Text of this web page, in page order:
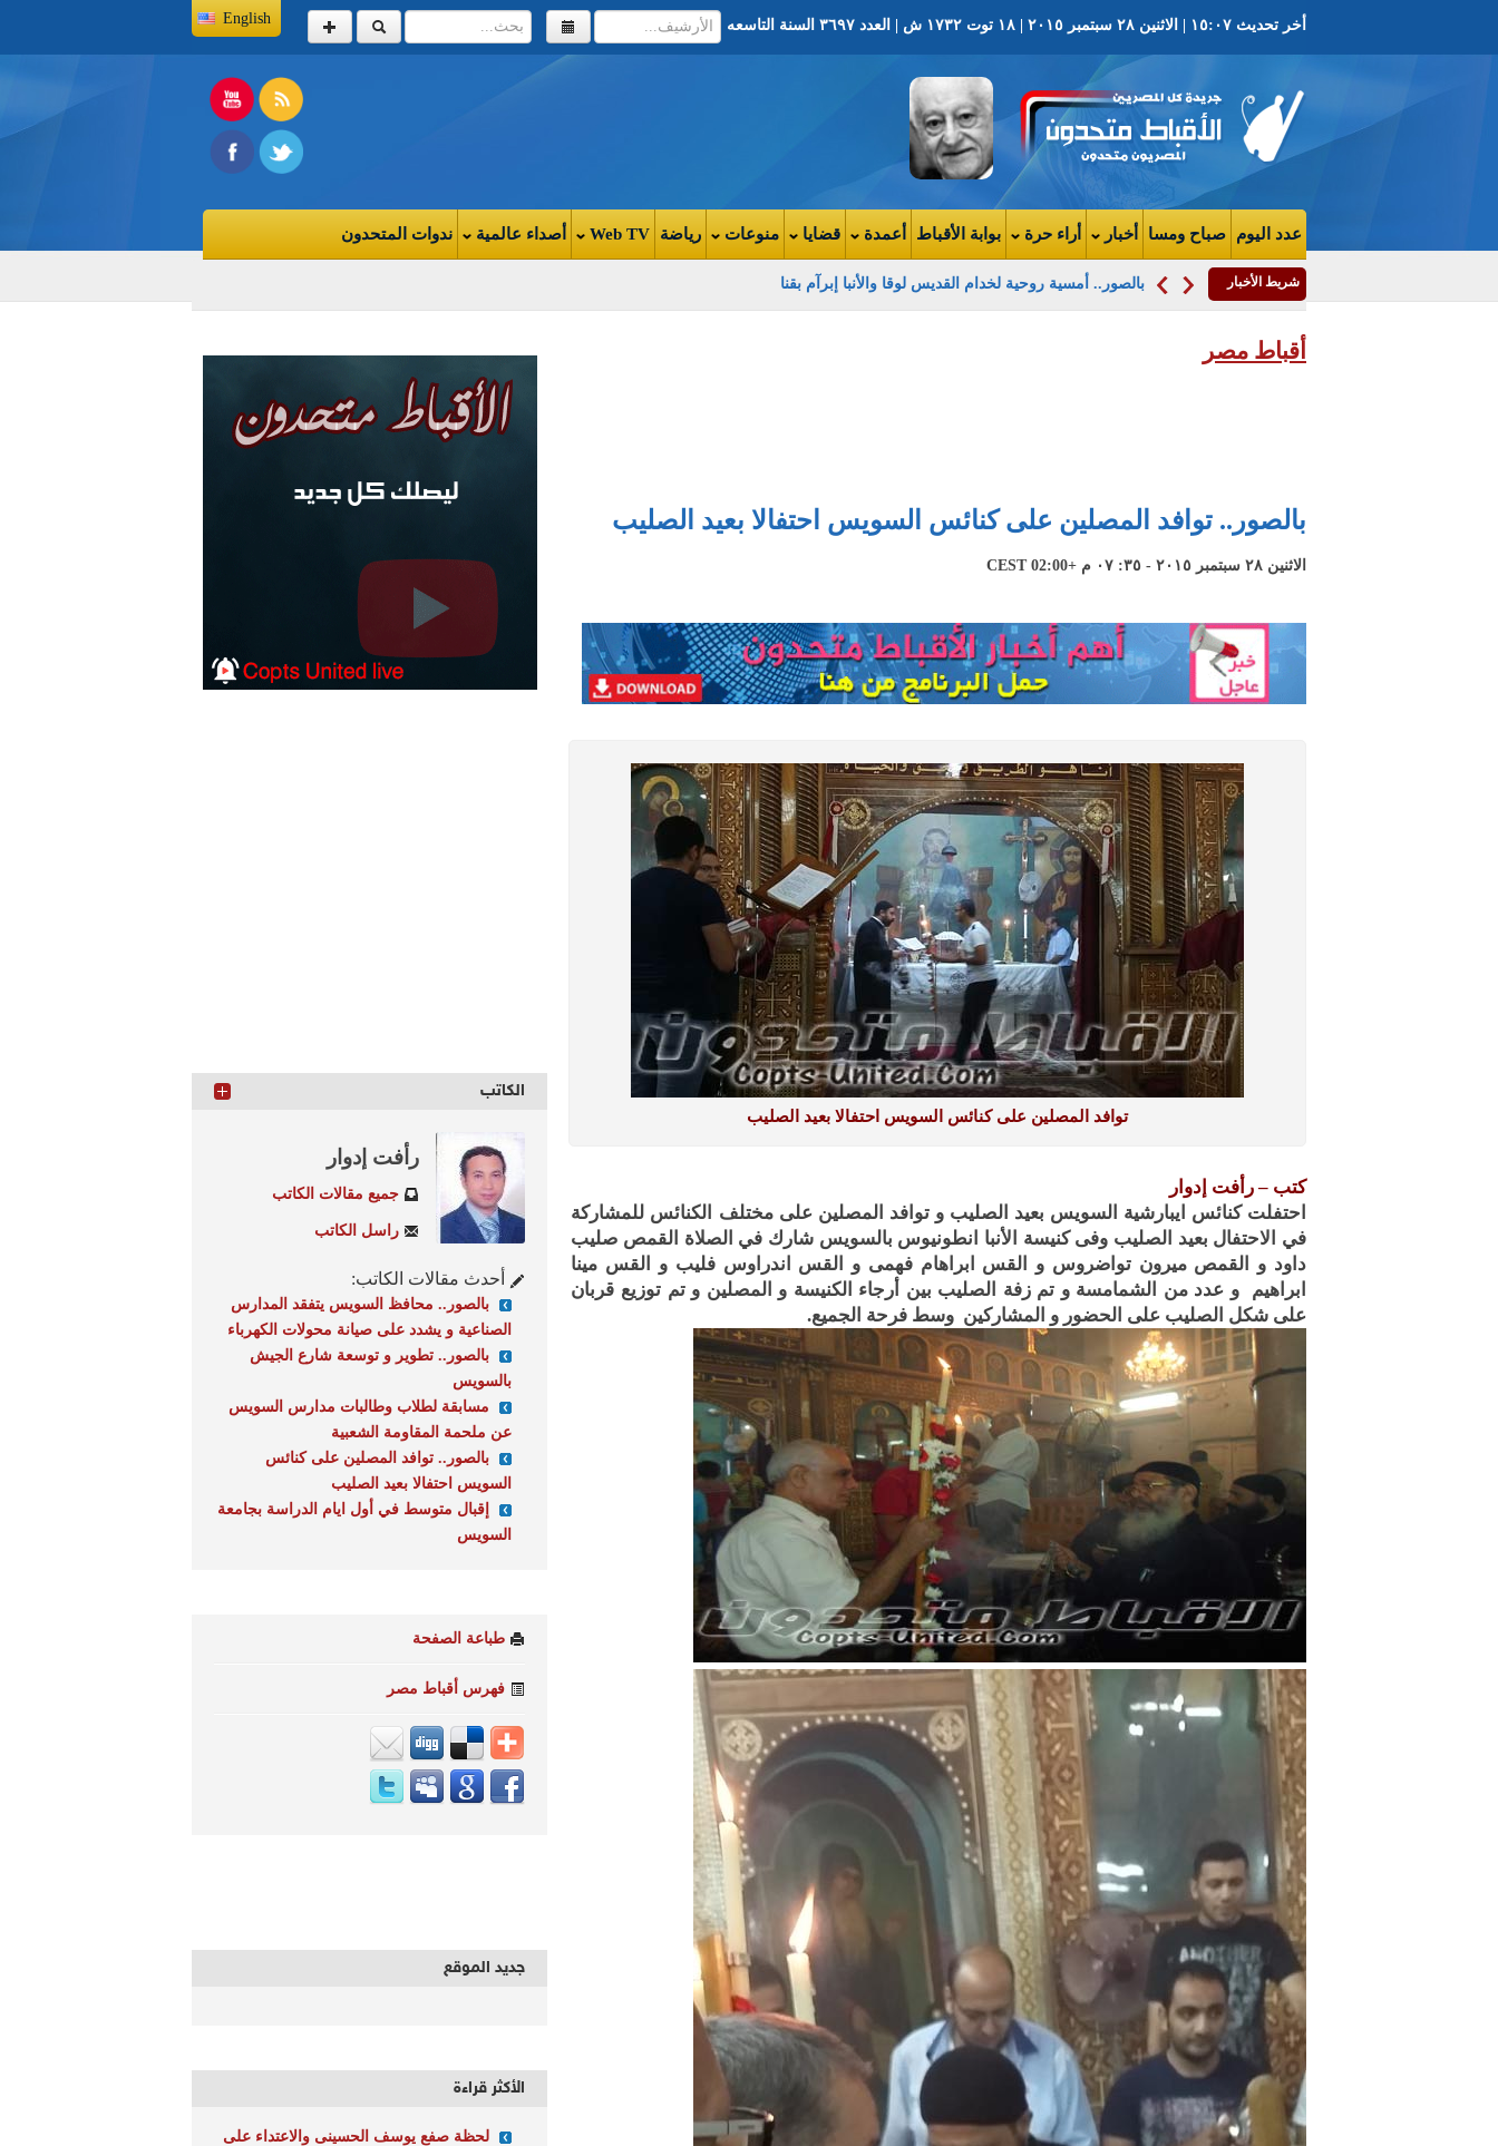
أخر تحديث ١٥:٠٧ | الاثنين ٢٨ سبتمبر ٢٠١٥ | ١٨ توت ١٧٣٢ ش | العدد ٣٦٩٧ السنة التاسعه English
عدد اليوم صباح ومسا أخبار أراء حرة بوابة الأقباط أعمدة قضايا منوعات رياضة Web TV أصداء عالمية ندوات المتحدون
شريط الأخبار مواطن لكاميرا المتحدون: "لحمة العيد شطبت عالفلوس اللي محوشينها للمدرسة"
أقباط مصر
بالصور.. توافد المصلين على كنائس السويس احتفالا بعيد الصليب
الاثنين ٢٨ سبتمبر ٢٠١٥ - ٣٥: ٠٧ م +02:00 CEST
توافد المصلين على كنائس السويس احتفالا بعيد الصليب
كتب – رأفت إدوار
احتفلت كنائس ايبارشية السويس بعيد الصليب و توافد المصلين على مختلف الكنائس للمشاركة
في الاحتفال بعيد الصليب وفى كنيسة الأنبا انطونيوس بالسويس شارك في الصلاة القمص صليب
داود و القمص ميرون تواضروس و القس ابراهام فهمى و القس اندراوس فليب و القس مينا
ابراهيم و عدد من الشمامسة و تم زفة الصليب بين أرجاء الكنيسة و المصلين و تم توزيع قربان
على شكل الصليب على الحضور و المشاركين وسط فرحة الجميع.
الكاتب
رأفت إدوار
جميع مقالات الكاتب
راسل الكاتب
أحدث مقالات الكاتب:
بالصور.. محافظ السويس يتفقد المدارس
الصناعية و يشدد على صيانة محولات الكهرباء
بالصور.. تطوير و توسعة شارع الجيش
بالسويس
مسابقة لطلاب وطالبات مدارس السويس
عن ملحمة المقاومة الشعبية
بالصور.. توافد المصلين على كنائس
السويس احتفالا بعيد الصليب
إقبال متوسط في أول ايام الدراسة بجامعة
السويس
طباعة الصفحة
فهرس أقباط مصر
جديد الموقع
الأكثر قراءة
لحظة صفع يوسف الحسينى والاعتداء على